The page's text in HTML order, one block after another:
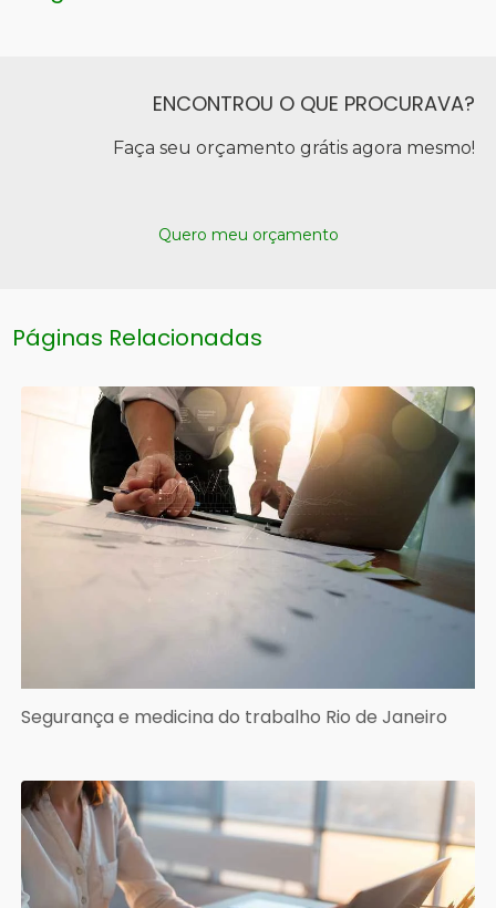
ENCONTROU O QUE PROCURAVA?
Faça seu orçamento grátis agora mesmo!
Quero meu orçamento
Páginas Relacionadas
Segurança e medicina do trabalho Rio de Janeiro